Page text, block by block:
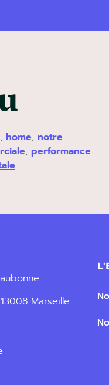
, home, notre
, performance
Marseille